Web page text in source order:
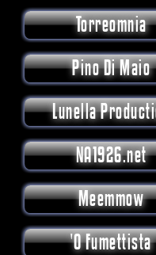
Torreomnia
Pino Di Maio
Lunella
NA1926.net
Meemmow
'O Fumettista